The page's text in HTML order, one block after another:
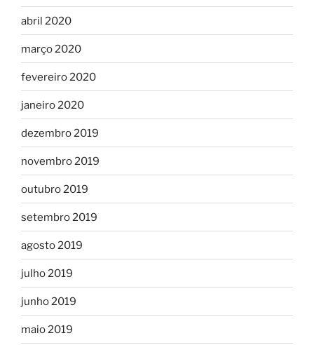
abril 2020
março 2020
fevereiro 2020
janeiro 2020
dezembro 2019
novembro 2019
outubro 2019
setembro 2019
agosto 2019
julho 2019
junho 2019
maio 2019